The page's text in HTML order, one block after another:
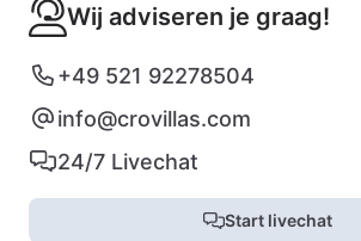
Wij adviseren je graag!
+49 521 92278504
info@crovillas.com
24/7 Livechat
Start livechat